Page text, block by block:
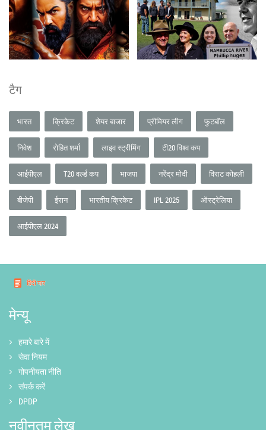
टैग
भारत क्रिकेट शेयर बाजार प्रीमियर लीग फुटबॉल
निवेश रोहित शर्मा लाइव स्ट्रीमिंग टी20 विश्व कप
आईपीएल T20 वर्ल्ड कप भाजपा नरेंद्र मोदी विराट कोहली
बीजेपी ईरान भारतीय क्रिकेट IPL 2025 ऑस्ट्रेलिया
आईपीएल 2024
मेन्यू
हमारे बारे में
सेवा नियम
गोपनीयता नीति
संपर्क करें
DPDP
नवीनतम लेख